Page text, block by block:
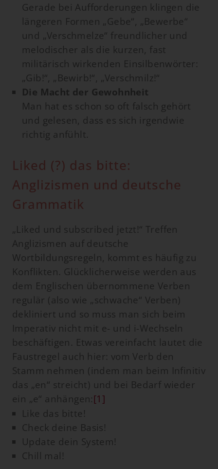
Gerade bei Aufforderungen klingen die
längeren Formen „Gebe“, „Bewerbe“
und „Verschmelze“ freundlicher und
melodischer als die kurzen, fast
militärisch wirkenden Einsilbenwörter:
„Gib!“, „Bewirb!“, „Verschmilz!“
Die Macht der Gewohnheit
Man hat es schon so oft falsch gehört
und gelesen, dass es sich irgendwie
richtig anfühlt.
Liked (?) das bitte:
Anglizismen und deutsche
Grammatik
„Liked und subscribed jetzt!“ Treffen
Anglizismen auf deutsche
Wortbildungsregeln, kommt es häufig zu
Konflikten. Glücklicherweise werden aus
dem Englischen übernommene Verben
regulär (also wie „schwache“ Verben)
dekliniert und so muss man sich beim
Imperativ nicht mit e- und i-Wechseln
beschäftigen. Etwas vereinfacht lautet die
Faustregel auch hier: vom Verb den
Stamm nehmen (indem man beim Infinitiv
das „en“ streicht) und bei Bedarf wieder
ein „e“ anhängen:[1]
Like das bitte!
Check deine Basis!
Update dein System!
Chill mal!